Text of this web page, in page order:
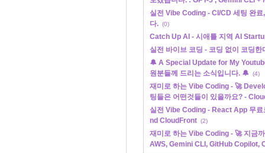
실전 Vibe Coding - CI/CD 세팅 완
다. (0)
Catch Up AI - 시애틀 지역 AI
실전 바이브 코딩 - 코딩 없이 코딩
🔔 A Special Update for My
원분들께 드리는 소식입니다. 🔔
(4)
재미로 하는 Vibe Coding - 🚀
팅들은 어떤것들이 있을까요? -
실전 Vibe Coding - React App 무
nd CloudFront (2)
재미로 하는 Vibe Coding - 🚀 지금
AWS, Gemini CLI, GitHub Copilot,